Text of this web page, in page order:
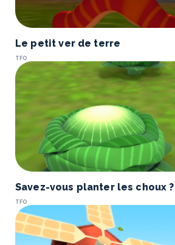
Le petit ver de terre
TFO
Savez-vous planter les choux ?
TFO